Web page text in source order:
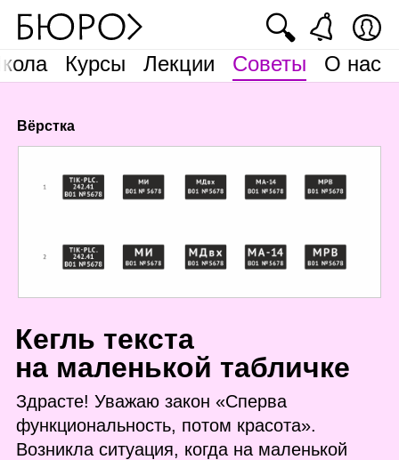
Курсы Лекции Советы О нас
🔍
Вёрстка
Кегль текста
на маленькой табличке
Здрасте! Уважаю закон «Сперва
функциональность, потом красота».
Возникла ситуация, когда на маленькой